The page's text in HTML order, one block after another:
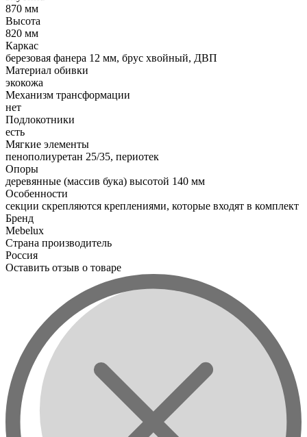
870 мм
Высота
820 мм
Каркас
березовая фанера 12 мм, брус хвойный, ДВП
Материал обивки
экокожа
Механизм трансформации
нет
Подлокотники
есть
Мягкие элементы
пенополиуретан 25/35, периотек
Опоры
деревянные (массив бука) высотой 140 мм
Особенности
секции скрепляются креплениями, которые входят в комплект
Бренд
Mebelux
Страна производитель
Россия
Оставить отзыв о товаре